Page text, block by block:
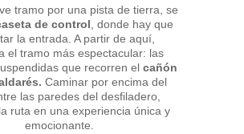
tramo por una pista de tierra, se
de control , donde hay que
la entrada. A partir de aquí,
el tramo más espectacular: las
que recorren elcañón
Caminar por encima del
las paredes del desfiladero,
ruta en una experiencia única y
emocionante.